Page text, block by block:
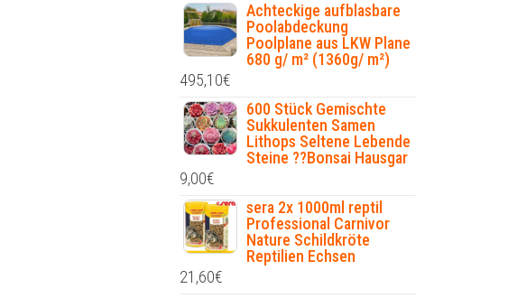
Achteckige aufblasbare
Poolabdeckung
Poolplane aus LKW Plane
680 g/ m² (1360g/ m²)
495,10€
600 Stück Gemischte
Sukkulenten Samen
Lithops Seltene Lebende
Steine ??Bonsai Hausgar
9,00€
sera 2x 1000ml reptil
Professional Carnivor
Nature Schildkröte
Reptilien Echsen
21,60€